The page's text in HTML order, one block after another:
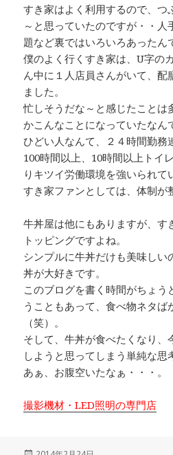
すき家はよく利用するので、つ
～と思っていたのですが・・人
題など裏ではいろいろあったん
僕のよく行くすき家は、U字の
ん中に１人店員さんがいて、配
ました。
忙しそうだな～と感じたことは
かこんなことになっていたなん
ひどい人なんて、２４時間勤務
100時間以上、10時間以上トイ
りキツイ労働環境を強いられて
すき家ファンとしては、体制が
牛丼屋は他にもありますが、す
トッピングですよね。
シンプルに牛丼だけも美味しい
丼が大好きです。
このブログを書く時間がちょう
うこともあって、食べ物ネタば
（笑）。
そして、牛丼が食べたくなり、
しようと思ってしまう単純な思
あぁ、お腹空いたなぁ・・・。
撮影機材・LED照明の専門店